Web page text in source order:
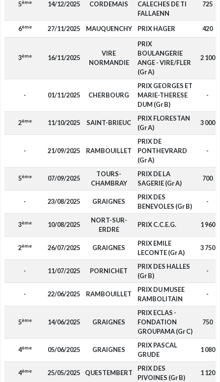
5ème 14/12/2025 CORDEMAIS
CALECHES DE TI
FALLAENN
725
6ème 27/11/2025 MAUQUENCHY PRIX HAGER 420
3ème 16/11/2025
VIRE
NORMANDIE
PRIX
BOULANGERIE
ANGE - VIRE/FLER
(Gr A)
2 100
- 01/11/2025 CHERBOURG
PRIX GEORGES ET
MARIE-THERESE
DUM (Gr B)
-
2ème 11/10/2025 SAINT-BRIEUC
PRIX FLORESTAN
(Gr A)
3 000
- 21/09/2025 RAMBOUILLET
PRIX DE
PONTHEVRARD
(Gr A)
-
5ème 07/09/2025
TOURS-
CHAMBRAY
PRIX DE LA
SAGERIE (Gr A)
700
- 23/08/2025 GRAIGNES
PRIX DES
BENEVOLES (Gr B)
-
3ème 10/08/2025
NORT-SUR-
ERDRE
PRIX C.C.E.G. 1 960
2ème 26/07/2025 GRAIGNES
PRIX EMILE
LECONTE (Gr A)
3 750
- 11/07/2025 PORNICHET
PRIX DES HALLES
(Gr B)
-
- 22/06/2025 RAMBOUILLET
PRIX DU MUSEE
RAMBOLITAIN
-
5ème 14/06/2025 GRAIGNES
PRIX ECLAS -
FONDATION
GROUPAMA (Gr C)
750
4ème 05/06/2025 GRAIGNES
PRIX PASCAL
GRUDE
1 080
4ème 25/05/2025 QUESTEMBERT
PRIX DES
PIVOINES (Gr B)
1 120